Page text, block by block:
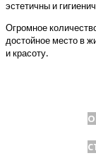
эстетичны и
Огромное
достойное место в
и красоту.